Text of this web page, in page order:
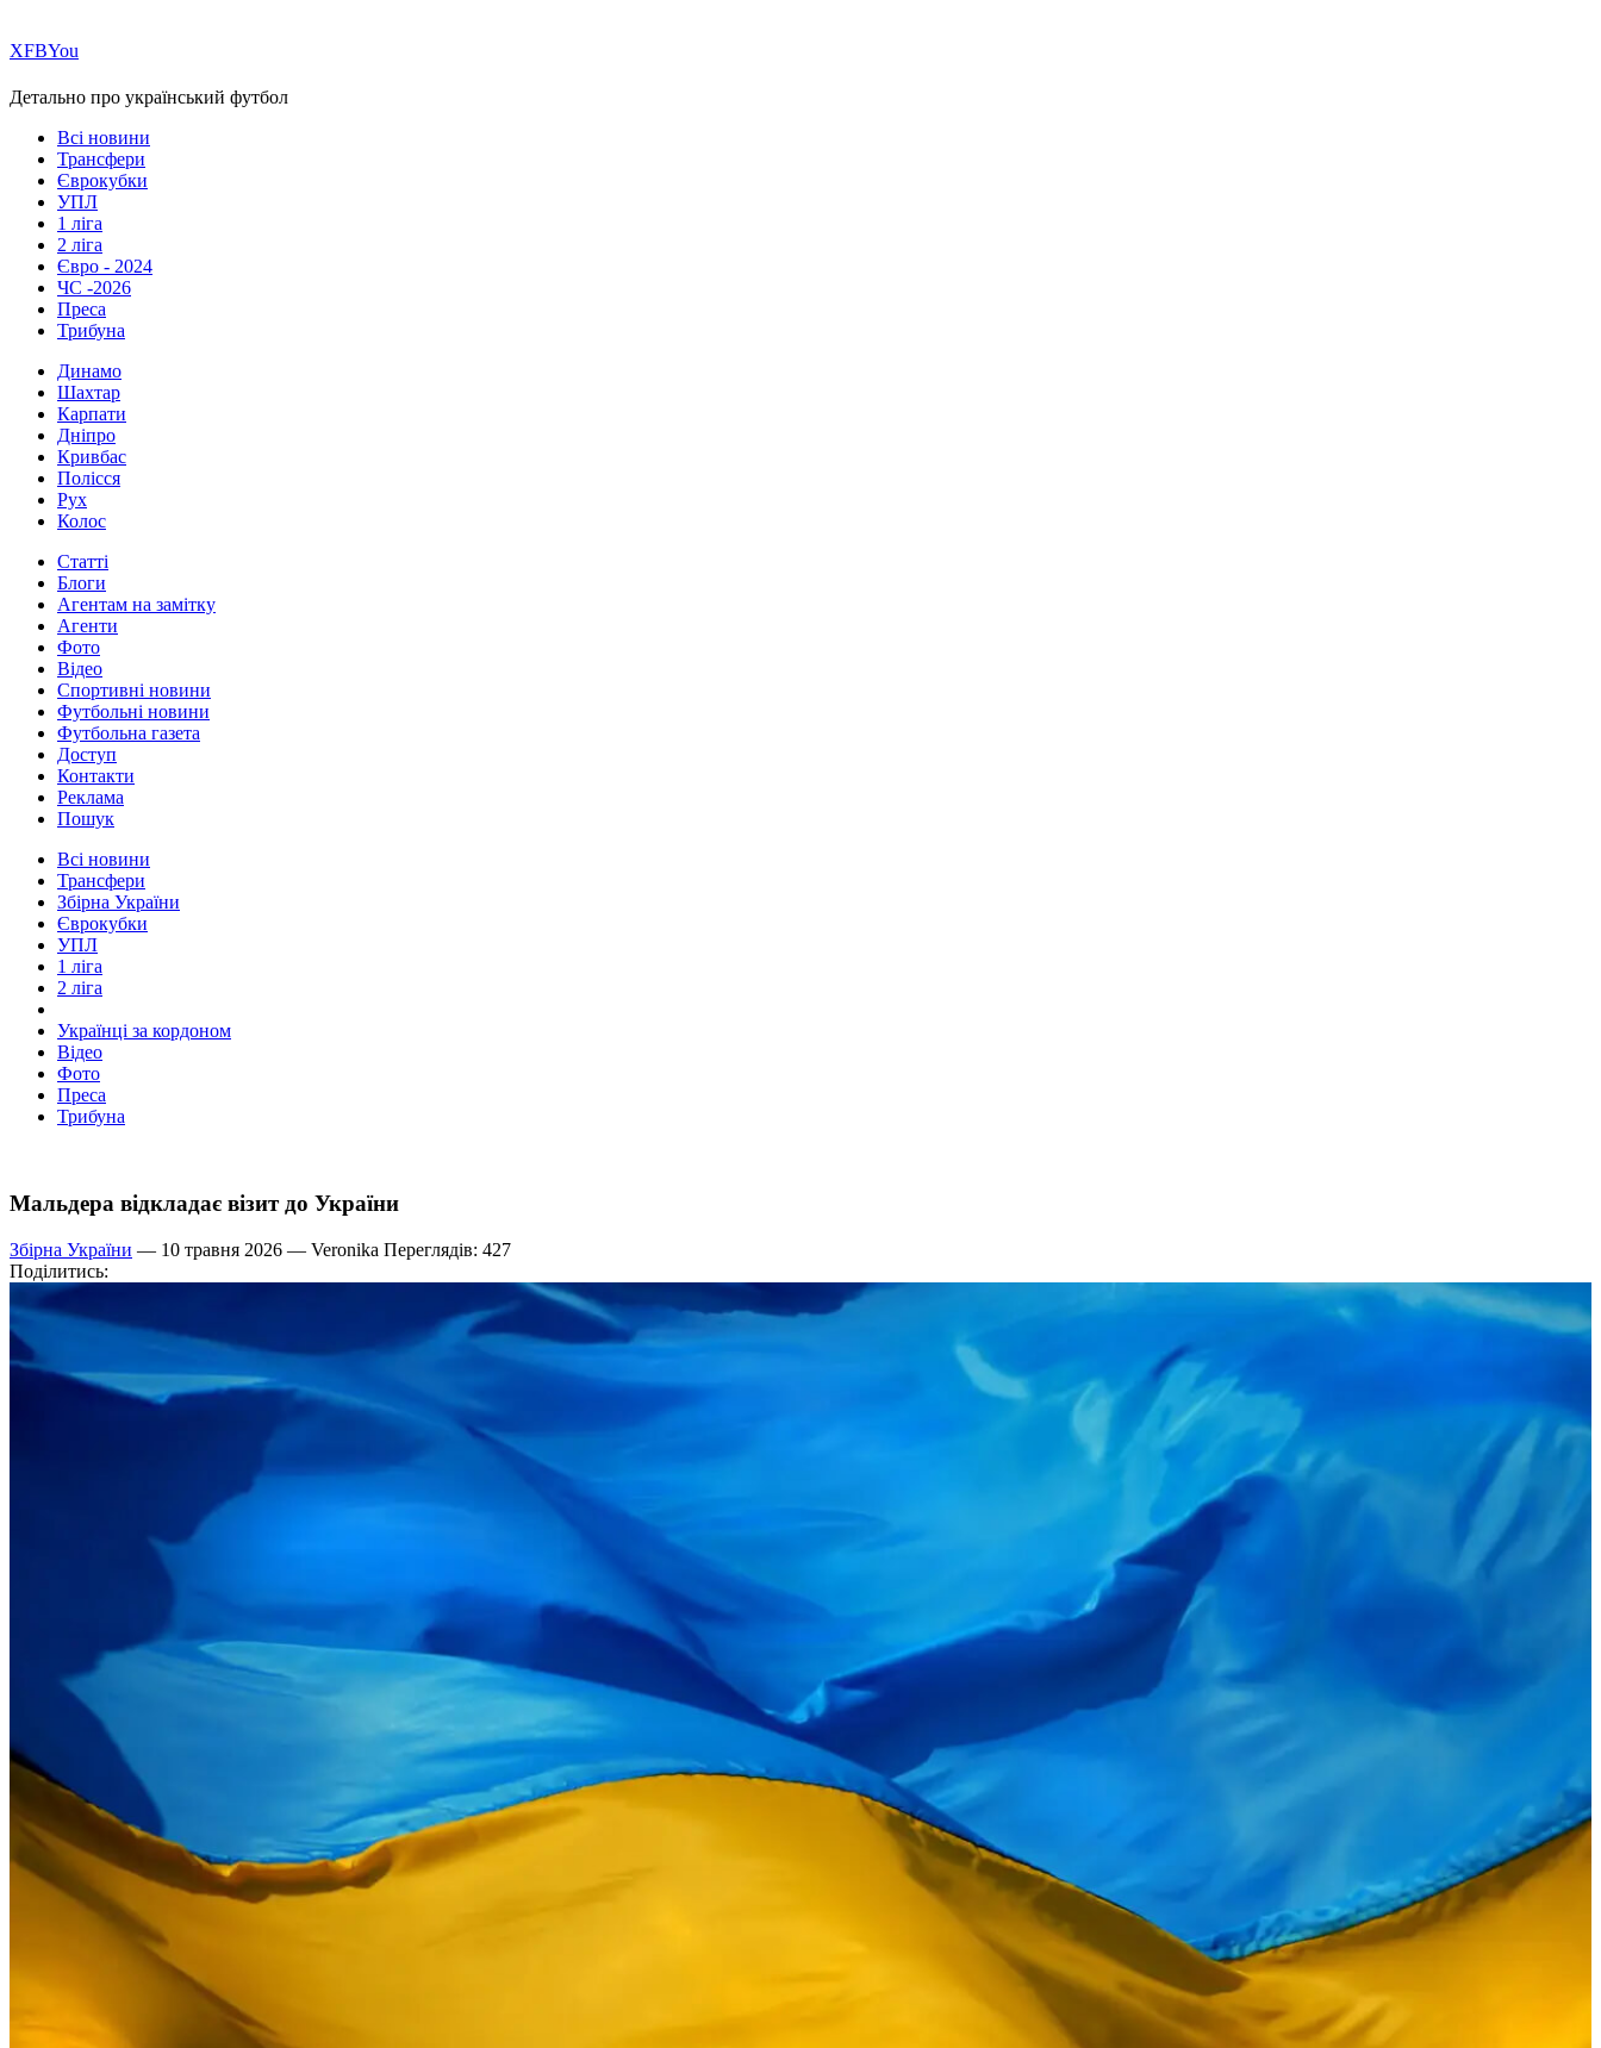
ХFBYou
Детально про український футбол
Всі новини
Трансфери
Єврокубки
УПЛ
1 ліга
2 ліга
Євро - 2024
ЧС -2026
Преса
Трибуна
Динамо
Шахтар
Карпати
Дніпро
Кривбас
Полісся
Рух
Колос
Статті
Блоги
Агентам на замітку
Агенти
Фото
Відео
Спортивні новини
Футбольні новини
Футбольна газета
Доступ
Контакти
Реклама
Пошук
Всі новини
Трансфери
Збірна України
Єврокубки
УПЛ
1 ліга
2 ліга
Українці за кордоном
Відео
Фото
Преса
Трибуна
Мальдера відкладає візит до України
Збірна України — 10 травня 2026 — Veronika Переглядів: 427
Поділитись: